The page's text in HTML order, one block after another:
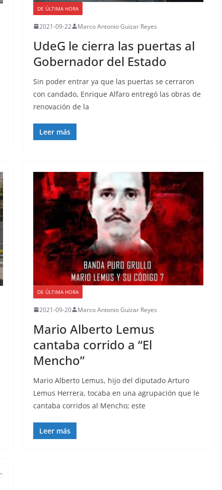
DE ÚLTIMA HORA
2021-09-22 Marco Antonio Guizar Reyes
UdeG le cierra las puertas al
Gobernador del Estado
Sin poder entrar ya que las puertas se cerraron
con candado, Enrique Alfaro entregó las obras de
renovación de la
Leer más
DE ÚLTIMA HORA
2021-09-20 Marco Antonio Guizar Reyes
Mario Alberto Lemus
cantaba corrido a “El
Mencho”
Mario Alberto Lemus, hijo del diputado Arturo
Lemus Herrera, tocaba en una agrupación que le
cantaba corridos al Mencho; este
Leer más